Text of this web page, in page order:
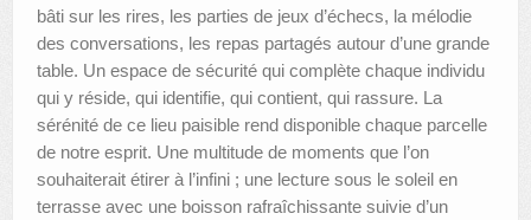
bâti sur les rires, les parties de jeux d’échecs, la mélodie
des conversations, les repas partagés autour d’une grande
table. Un espace de sécurité qui complète chaque individu
qui y réside, qui identifie, qui contient, qui rassure. La
sérénité de ce lieu paisible rend disponible chaque parcelle
de notre esprit. Une multitude de moments que l’on
souhaiterait étirer à l’infini ; une lecture sous le soleil en
terrasse avec une boisson rafraîchissante suivie d’un